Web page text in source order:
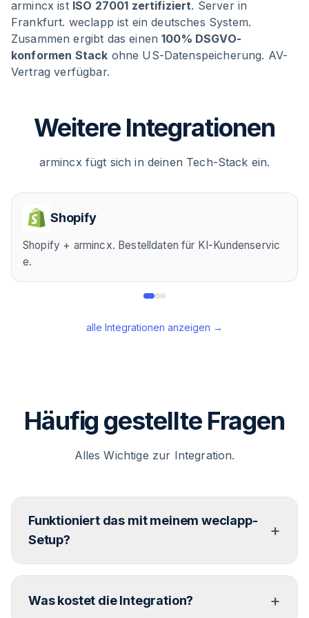
armincx ist ISO 27001 zertifiziert. Server in
Frankfurt. weclapp ist ein deutsches System.
Zusammen ergibt das einen100% DSGVO-
konformen Stack ohne US-Datenspeicherung. AV-
Vertrag verfügbar.
Weitere Integrationen
armincx fügt sich in deinen Tech-Stack ein.
Shopify
Shopify + armincx. Bestelldaten für KI-Kundenservic
e.
alle Integrationen anzeigen →
Häufig gestellte Fragen
Alles Wichtige zur Integration.
Funktioniert das mit meinem weclapp-
Setup?
+
API. Kein On-Premise-Setup nötig. Dein Customer
Was kostet die Integration? +